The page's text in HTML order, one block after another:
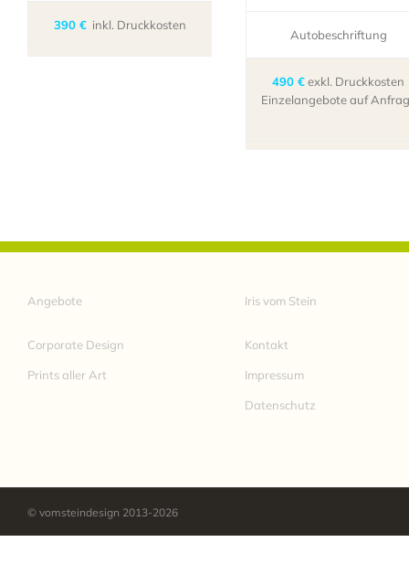
390 € inkl. Druckkosten
Autobeschriftung
490 €exkl. Druckkosten
Einzelangebote auf
Angebote
Corporate Design
Prints aller Art
Iris vom Stein
Kontakt
Impressum
Datenschutz
© vomsteindesign 2013-2026